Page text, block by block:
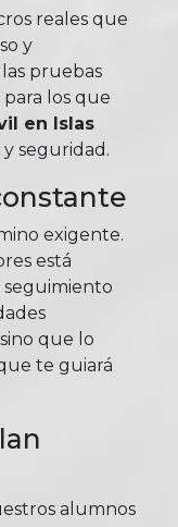
reales que
y
pruebas
los que
en Islas
seguridad.
exigente.
está
que lo
te guiará
alumnos